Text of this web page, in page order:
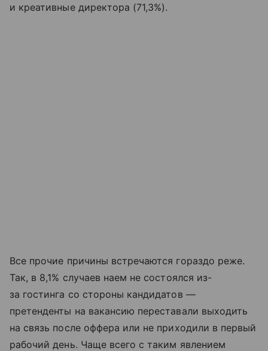
и креативные директора (71,3%).
Все прочие причины встречаются гораздо реже.
Так, в 8,1% случаев наем не состоялся из-
за гостинга со стороны кандидатов —
претенденты на вакансию переставали выходить
на связь после оффера или не приходили в первый
рабочий день. Чаще всего с таким явлением